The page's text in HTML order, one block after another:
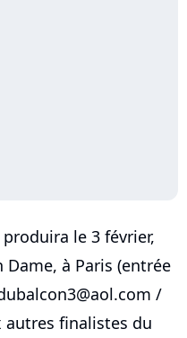
le 3 février,
Dame, à Paris (entrée
/
autres finalistes du